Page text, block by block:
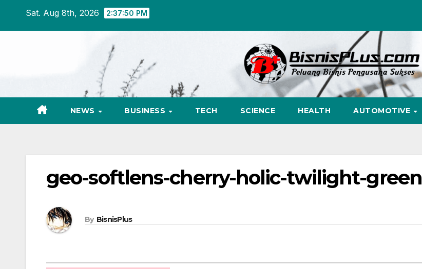
Sat. Aug 8th, 2026 2:37:51 PM
NEWS BUSINESS TECH SCIENCE HEALTH AUTOMOTIVE
geo-softlens-cherry-holic-twilight-green
By BisnisPlus